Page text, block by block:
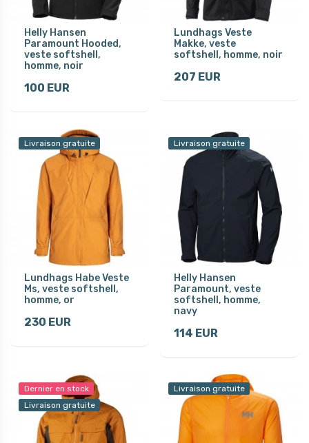
Helly Hansen
Paramount Hooded,
veste softshell,
homme, noir
100 EUR
Lundhags Veste
Makke, veste
softshell, homme, noir
207 EUR
Livraison gratuite
Lundhags Habe Veste
Ms, veste softshell,
homme, or
230 EUR
Livraison gratuite
Helly Hansen
Paramount, veste
softshell, homme,
navy
114 EUR
Dernier en stock
Livraison gratuite
Livraison gratuite